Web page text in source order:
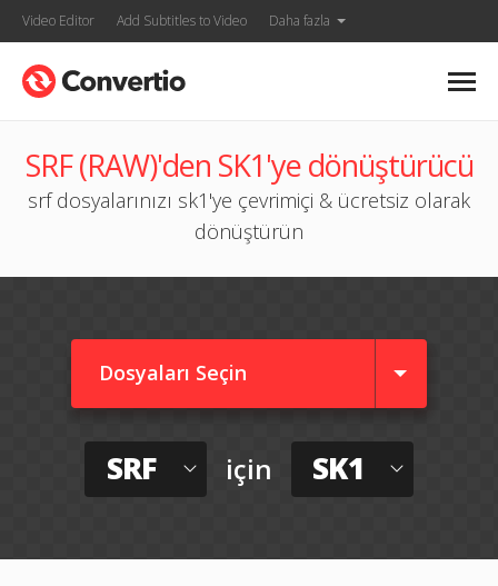
Video Editor Add Subtitles to Video Daha fazla
SRF (RAW)'den SK1'ye dönüştürücü
srf dosyalarınızı sk1'ye çevrimiçi & ücretsiz olarak
dönüştürün
Dosyaları Seçin
SRF için SK1